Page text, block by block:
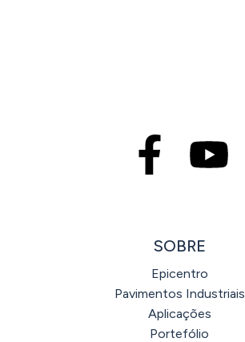
SOBRE
Epicentro
Pavimentos Industriais
Aplicações
Portefólio